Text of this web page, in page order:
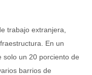
trabajo extranjera,
En un
solo un 20 porciento de
barrios de